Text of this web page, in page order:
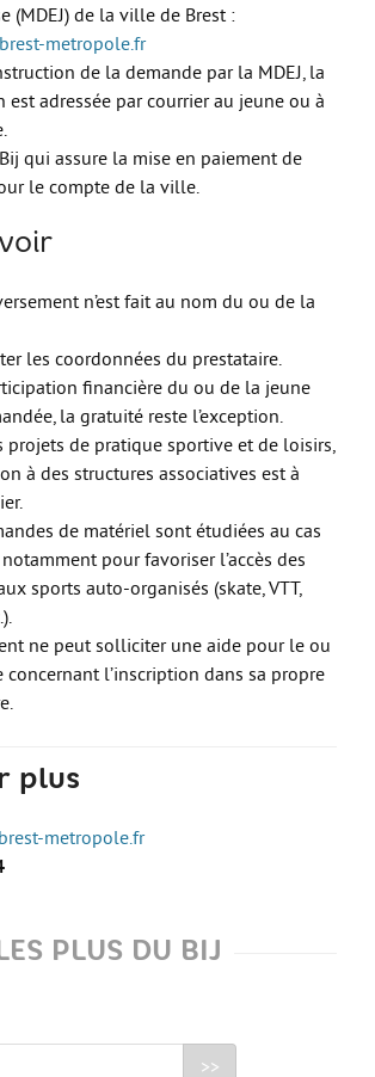
recherche d’un logement
et m’accompagner ?
logement
vivre dans mon logement
identité
nous
(MDEJ) de la ville de Brest :
metropole.fr
de la demande par la MDEJ, la
est adressée par courrier au jeune ou à
Bij qui assure la mise en paiement de
le compte de la ville.
n’est fait au nom du ou de la
les coordonnées du prestataire.
financière du ou de la jeune
la gratuité reste l’exception.
projets de pratique sportive et de loisirs,
à des structures associatives est à
de matériel sont étudiées au cas
notamment pour favoriser l’accès des
sports auto-organisés (skate, VTT,
ne peut solliciter une aide pour le ou
concernant l’inscription dans sa propre
plus
metropole.fr
PLUS DU BIJ